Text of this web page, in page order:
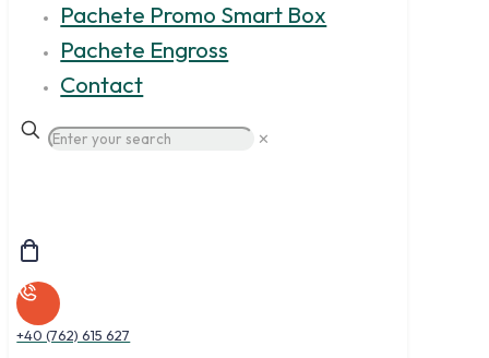
Pachete Promo Smart Box
Pachete Engross
Contact
✕
+40 (762) 615 627